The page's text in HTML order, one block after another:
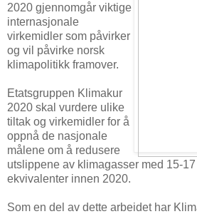
2020 gjennomgår viktige
internasjonale
virkemidler som påvirker
og vil påvirke norsk
klimapolitikk framover.
Etatsgruppen Klimakur
2020 skal vurdere ulike
tiltak og virkemidler for å
oppnå de nasjonale
målene om å redusere
utslippene av klimagasser med 15-
ekvivalenter innen 2020.
Som en del av dette arbeidet har